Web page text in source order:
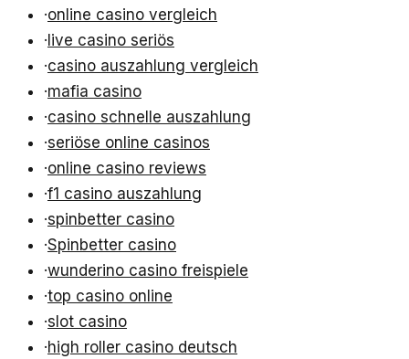
·online casino vergleich
· live casino seriös
·casino auszahlung vergleich
·mafia casino
·casino schnelle auszahlung
·seriöse online casinos
·online casino reviews
·f1 casino auszahlung
·spinbetter casino
·Spinbetter casino
·wunderino casino freispiele
·top casino online
·slot casino
·high roller casino deutsch